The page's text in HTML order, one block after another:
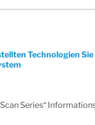
Technologien
Series“